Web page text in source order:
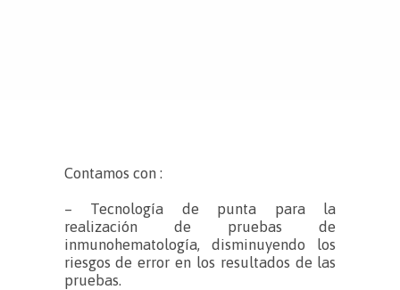
Contamos con :
– Tecnología de punta para la
realización de pruebas de
inmunohematología, disminuyendo los
riesgos de error en los resultados de las
pruebas.